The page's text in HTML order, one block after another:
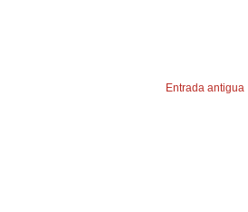
Entrada antigua